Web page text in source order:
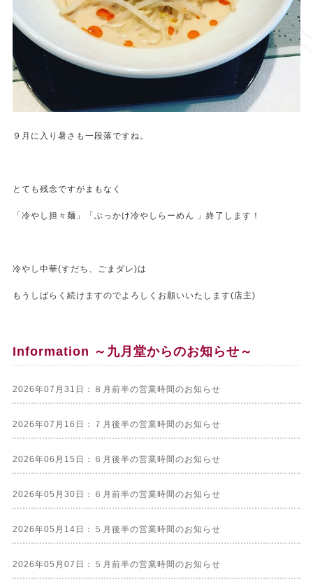
９月に入り暑さも一段落ですね。
とても残念ですがまもなく
「冷やし担々麺」「ぶっかけ冷やしらーめん 」終了します！
冷やし中華(すだち、ごまダレ)は
もうしばらく続けますのでよろしくお願いいたします(店主)
Information ～九月堂からのお知らせ～
2026年07月31日：８月前半の営業時間のお知らせ
2026年07月16日：７月後半の営業時間のお知らせ
2026年06月15日：６月後半の営業時間のお知らせ
2026年05月30日：６月前半の営業時間のお知らせ
2026年05月14日：５月後半の営業時間のお知らせ
2026年05月07日：５月前半の営業時間のお知らせ